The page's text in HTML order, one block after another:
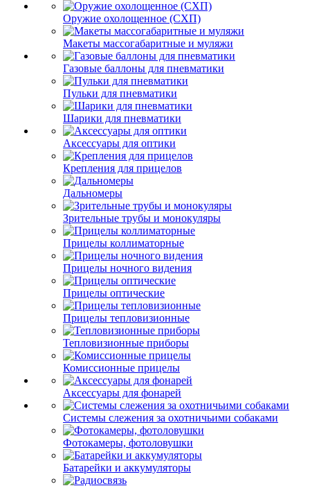
Оружие охолощенное (СХП)
Макеты массогабаритные и муляжи
Газовые баллоны для пневматики
Пульки для пневматики
Шарики для пневматики
Аксессуары для оптики
Крепления для прицелов
Дальномеры
Зрительные трубы и монокуляры
Прицелы коллиматорные
Прицелы ночного видения
Прицелы оптические
Прицелы тепловизионные
Тепловизионные приборы
Комиссионные прицелы
Аксессуары для фонарей
Системы слежения за охотничьими собаками
Фотокамеры, фотоловушки
Батарейки и аккумуляторы